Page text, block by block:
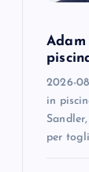
2026-
in
per